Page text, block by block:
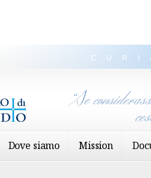
Dove siamo Mission
“Se